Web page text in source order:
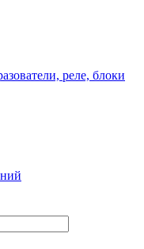
реле, блоки